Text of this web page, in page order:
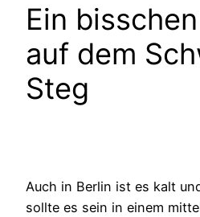
Ein
auf dem
Steg
Auch in Berlin ist es kalt
sollte es sein in einem